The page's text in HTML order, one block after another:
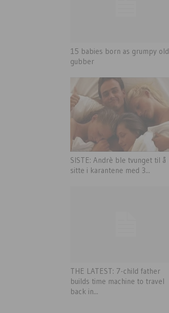
15 babies born as grumpy old
gubber
SISTE: Andrè ble tvunget til å
sitte i karantene med 3...
THE LATEST: 7-child father
builds time machine to travel
back in...